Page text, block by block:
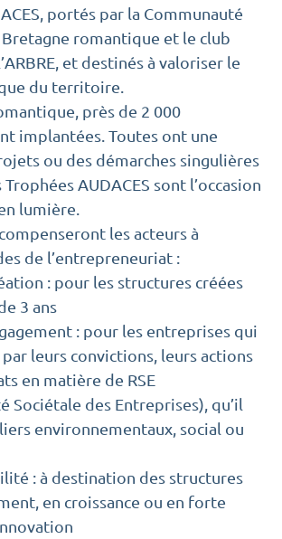
portés par la Communauté
romantique et le club
et destinés à valoriser le
du territoire.
près de 2 000
implantées. Toutes ont une
ou des démarches singulières
AUDACES sont l’occasion
lumière.
les acteurs à
de l’entrepreneuriat :
: pour les structures créées
3 ans
: pour les entreprises qui
leurs convictions, leurs actions
en matière de RSE
Sociétale des Entreprises), qu’il
environnementaux, social ou
: à destination des structures
en croissance ou en forte